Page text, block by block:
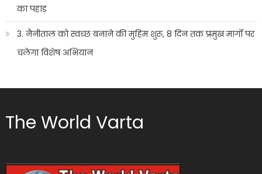
का पहाड़
3. नैनीताल को स्वच्छ बनाने की मुहिम शुरू, 8 दिन तक प्रमुख मार्गों पर
चलेगा विशेष अभियान
The World Varta